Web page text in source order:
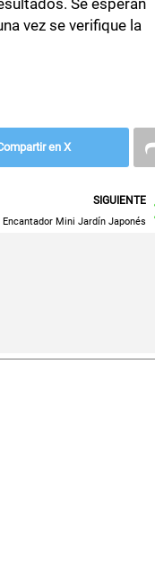
Se esperan
vez se verifique la
en X
SIGUIENTE
Encantador Mini Jardín Japonés